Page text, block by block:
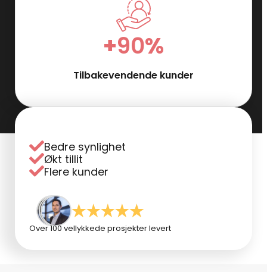
+90%
Tilbakevendende kunder
Bedre synlighet
Økt tillit
Flere kunder
Over 100 vellykkede prosjekter levert